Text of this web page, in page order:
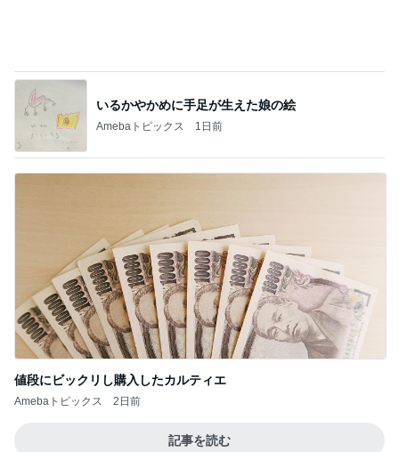
値段にビックリし購入したカルティエ
Amebaトピックス
思っていた以上にいいお値段の処分
Amebaトピックス 1日前
ジャンル人気記事ランキング
30代〜ファッション
★スニーカー派の夏はどうする？やっぱりオ
ススメな”白系スニーカー”
TOKYO REAL CLOTHES 大人世代のリアルクロー